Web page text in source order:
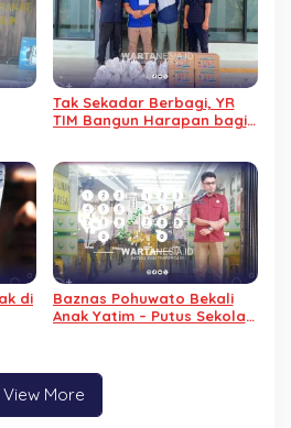
Tak Sekadar Berbagi, YR
TIM Bangun Harapan bagi
di
Baznas Pohuwato Bekali
Anak Yatim – Putus Sekolah
View More